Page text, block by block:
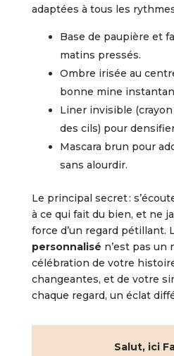
adaptées à tous les
Base de paupière et
matins pressés.
Ombre irisée au
bonne mine
Liner invisible
des cils) pour
Mascara brun pour
sans alourdir.
Le principal secret :
à ce qui fait du bien, et ne
force d’un regard pétillant.
personnalisé n’est pas un
célébration de votre
changeantes, et de votre
chaque regard, un éclat
Salut, ici